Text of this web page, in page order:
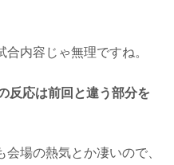
内容じゃ無理ですね。
反応は前回と違う部分を
場の熱気とか凄いので、